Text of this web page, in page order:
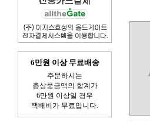
6만원 이상 무료배송
주문하시는
총상품금액의 합계가
6만원 이상일 경우
택배비가 무료입니다.